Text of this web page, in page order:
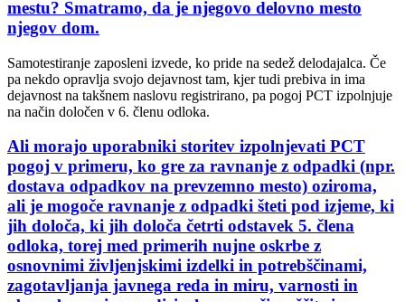
mestu? Smatramo, da je njegovo delovno mesto
njegov dom.
Samotestiranje zaposleni izvede, ko pride na sedež delodajalca. Če
pa nekdo opravlja svojo dejavnost tam, kjer tudi prebiva in ima
dejavnost na takšnem naslovu registrirano, pa pogoj PCT izpolnjuje
na način določen v 6. členu odloka.
Ali morajo uporabniki storitev izpolnjevati PCT
pogoj v primeru, ko gre za ravnanje z odpadki (npr.
dostava odpadkov na prevzemno mesto) oziroma,
ali je mogoče ravnanje z odpadki šteti pod izjeme, ki
jih določa, ki jih določa četrti odstavek 5. člena
odloka, torej med primerih nujne oskrbe z
osnovnimi življenjskimi izdelki in potrebščinami,
zagotavljanja javnega reda in miru, varnosti in